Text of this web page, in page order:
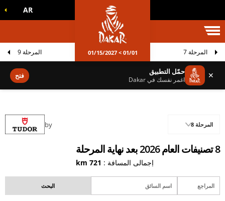
داكار AR
01/01 > 01/15/2027 المرحلة 7 المرحلة 9
✕ حمّل التطبيق
اغمر نفسك في Dakar فتح
8 تصنيفات العام 2026 بعد نهاية المرحلة
إجمالي المسافة : 721 km
by المرحلة 8